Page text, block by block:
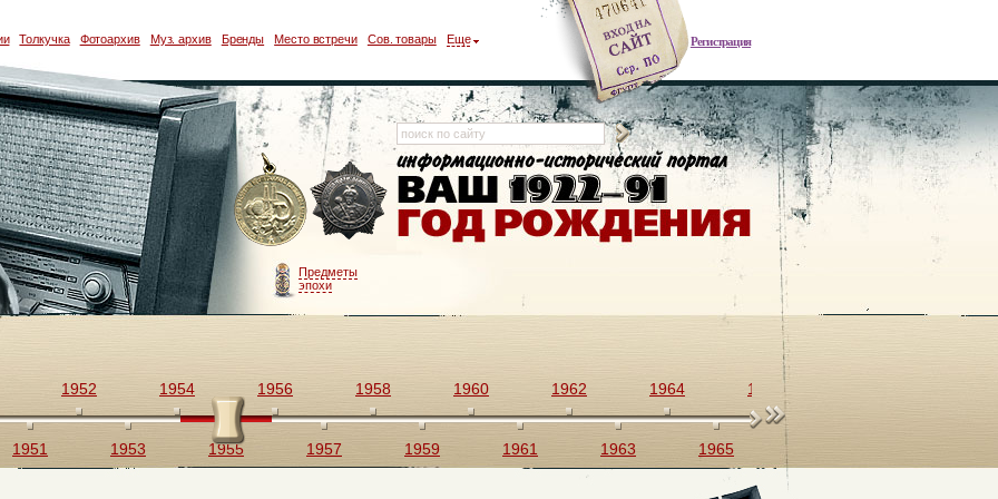
Регистрация
Толкучка Фотоархив Муз. архив Бренды Место встречи Сов. товары Еще
Предметы
эпохи
1951
1952
1953
1954
1955
1956
1957
1958
1959
1960
1961
1962
1963
1964
1965
1966